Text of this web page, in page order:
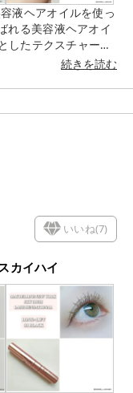
液ヘアオイルを使っ
れる美容液ヘアオイ
すかったです 96%以
愛くて、これはリピ決定です🤍
続きを読む
いいね(7)
カイハイ